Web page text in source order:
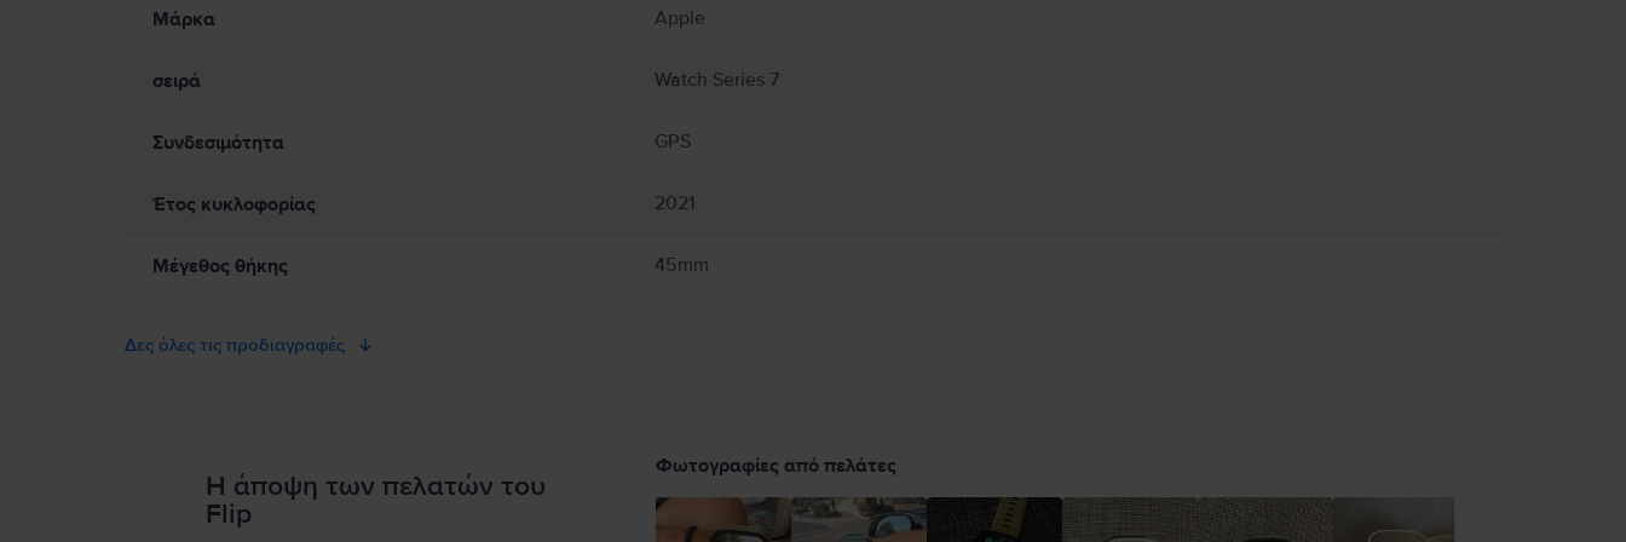
Το Apple Watch περιέχει ευαίσθητα ηλεκτρονικά εξαρτήματα και μπορεί να υποστεί ζημιές αν πέσει, καεί, τρυπηθεί, συνθλιβεί, ή έρθει σε επαφή με υγρά. Μην χρησιμοποιείτε ένα κατεστραμμένο Apple Watch,
όπως π.χ. με ραγισμένη οθόνη ή κάσα, ορατή εισροή υγρών ή κατεστραμμένο λουράκι, καθώς μπορεί να προκαλέσει τραυματισμούς. Αποφύγετε την υπερβολική έκθεση σε σκόνη ή άμμο. Μην ανοίγετε το Apple
Apple Watch αν γίνει ενοχλητικά ζεστό. Συμβουλευτείτε τον γιατρό σας και τον κατασκευαστή της ιατρικής σας συσκευής για συγκεκριμένες πληροφορίες σχετικά με τη συσκευή σας και για να διαπιστώσετε αν
πρέπει να διατηρείτε ασφαλή απόσταση ανάμεσα στη συσκευή σας και το Apple Watch, ορισμένα λουράκια και τα μαγνητικά αξεσουάρ φόρτισης του Apple Watch. Το Apple Watch δεν είναι ιατρική συσκευή και
Μάρκα Apple
σειρά Watch Series 7
Συνδεσιμότητα GPS
Έτος κυκλοφορίας 2021
Μέγεθος θήκης 45mm
Δες όλες τις προδιαγραφές
Η άποψη των πελατών του
Flip
Φωτογραφίες από πελάτες